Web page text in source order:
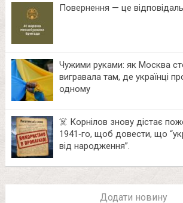
Повернення — це
Чужими руками: як Москва
вигравала там, де українці
одному
☠️ Корнілов знову дістає
1941‑го, щоб довести, що
від народження”.
Додати новину